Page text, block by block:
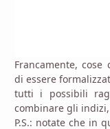
Francamente,
di essere
tutti i possibili
combinare gli
P.S.: notate che in